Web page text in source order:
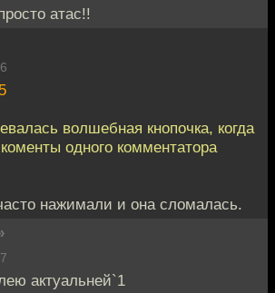
атас!!
волшебная кнопочка, когда
одного комментатора
нажимали и она сломалась.
актуальней`1